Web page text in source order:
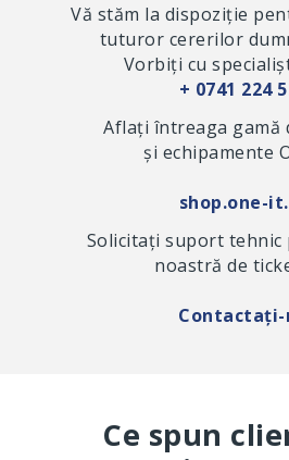
Vă stăm la dispoziție
tuturor cererilor
Vorbiți cu
+ 0741 224
Aflați întreaga gamă
și echipamente
shop.one-
Solicitați suport tehnic
noastră de
Contactați-
Ce spun